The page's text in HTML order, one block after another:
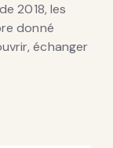
2018, les
donné
échanger